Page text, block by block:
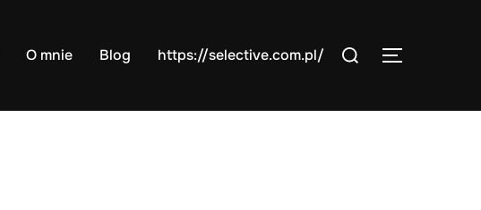
O mnie Blog https://selective.com.pl/
Search
TOGGLE